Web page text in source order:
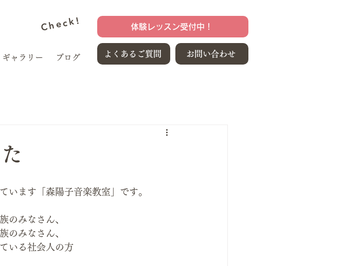
ギャラリー ブログ
Check! 体験レッスン受付中！
よくあるご質問 お問い合わせ
います「森陽子音楽教室」です。
のみなさん、
のみなさん、
いる社会人の方